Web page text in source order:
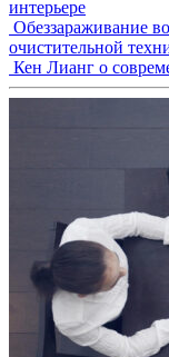
интерьере
Обеззараживание
очистительной
Кен Лианг о